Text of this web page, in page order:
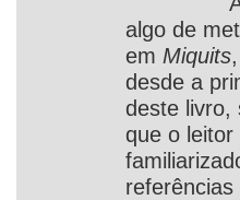
algo de
em Miquits
desde a
deste livro,
que o leitor